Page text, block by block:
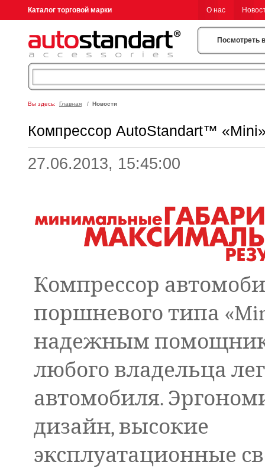
Каталог торговой марки О нас
Посмотреть
Вы здесь: Главная / Новости
Компрессор AutoStandart™
27.06.2013, 15:45:00
Компрессор
поршневого типа
надежным
любого владельца
автомобиля.
дизайн, высокие
эксплуатационные